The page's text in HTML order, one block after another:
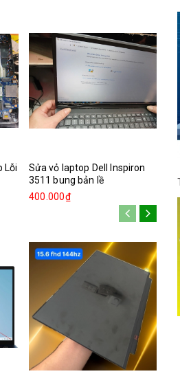
Lỗi
Sửa vỏ laptop Dell Inspiron
3511 bung bản lề
400.000₫